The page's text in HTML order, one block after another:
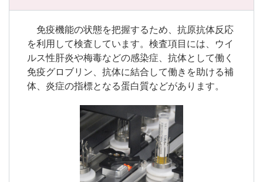
免疫機能の状態を把握するため、抗原抗体反応
を利用して検査しています。検査項目には、ウイ
ルス性肝炎や梅毒などの感染症、抗体として働く
免疫グロブリン、抗体に結合して働きを助ける補
体、炎症の指標となる蛋白質などがあります。